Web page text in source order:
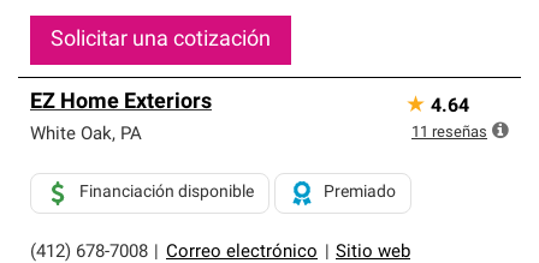
Solicitar una cotización
EZ Home Exteriors
White Oak, PA
(412) 678-7008 Correo electrónico Sitio web
Financiación disponible Premiado
★ 4.64
11 reseñas